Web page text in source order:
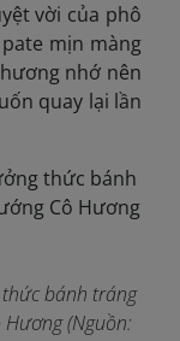
vời của phô
mịn màng
nhớ nên
quay lại lần
bánh tráng
(Nguồn: